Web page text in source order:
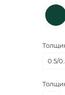
0.5/